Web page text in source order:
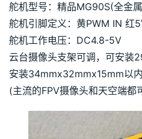
舵机型号：精品MG90S(全金
舵机引脚定义：黄PWM IN 红
舵机工作电压：DC4.8-5V
云台摄像头支架可调，可安装
安装34mmx32mmx15mm以内
(主流的FPV摄像头和天空端都